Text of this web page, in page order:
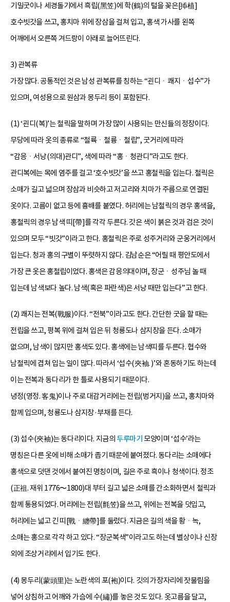
기밀굿이나 세경돌기에서 흑립(黑笠)에 학(鶴)의 털을 꽂은[揷植]
호수빗갓을 쓰고, 홍치마 위에 장삼을 걸쳐 입고, 홍색 가사를 왼쪽
어깨에서 오른쪽 겨드랑이 아래로 늘어뜨린다.
3) 관복류
가장 많다. 공통적인 것은 남성 관복류를 칭하는 “괸디ㆍ쾌지ㆍ섭수”가
있으며, 여성용으로 원삼과 몽두리 등이 포함된다.
(1) ‘괸디(복)’는 철릭을 말하며 가장 많이 사용되는 만신들의 정장이다.
무당에 따라 옷의 종류로 “철륙ㆍ철륭ㆍ철립”, 굿거리에 따라
“감응ㆍ서낭(의대)관디”, 색에 따라 “홍ㆍ청관디”라고도 한다.
관디복에는 목에 염주를 걸고 ‘호수빗갓’을 쓰고 홍철릭을 입는다. 철릭은
소매가 길고 넓으며 장삼과 비슷하고 저고리와 치마가 주름으로 연결된
옷이다. 고름이 없고 등에 흉배를 붙였다. 허리에는 남철릭의 경우 홍색을,
홍철릭의 경우 남색 띠[帶]를 각각 두른다. 갓은 색이 붉은 것과 검은 것이
있으며 모두 “빗갓”이라고 한다. 홍철릭은 주로 성주거리와 군웅거리에서
입는다. 청과 홍의 구별이 뚜렷하지 않다. 김남순은 “어릴 때 평안도에서
가장 큰 옷은 홍철립이었다. 홍색은 감응의대이며, 장군ㆍ성주님 놀 때
입는데 남색보다 높다. 남색(혹은 파란색)은 서낭 때만 입는다”고 한다.
(2) 쾌지는 전복(戰服)이다. “전북”이라고도 한다. 간단한 굿을 할 때는
전립을 쓰고, 평복 위에 걸쳐 입은 뒤 청룡도나 삼지창을 든다. 소매가
없으며, 남색이 많지만 홍색도 있다. 홍색에는 남색띠를 두른다. 협수와
남철릭에 겹쳐 입는 일이 많다. 따라서 ‘섭수(夾袖. )’와 혼동하기도 하는데
이는 전복과 동다리가 한 틀로 사용되기 때문이다.
녕정(영정. 客鬼)이나 주로 대감거리에는 전립(벙거지)을 쓰고, 홍치마와
함께 입으며, 청룡도나 삼지창·부채를 든다.
(3) 섭수(夾袖)는 동다리이다. 지금의 두루마기 모양이며 ‘섭수’라는
명칭은 다른 옷에 비해 소매가 좁기 때문에 붙여졌다. 동다리는 소매에다
홍색으로 덧댄 것에서 붙여진 명칭이며, 길은 주로 흑이나 청색이다. 정조
(正祖. 재위 1776〜1800)대 부터 길고 넓은 소매를 간소화하면서 철릭과
함께 통용되었다. 머리에는 전립(氈笠)을 쓰고, 위에는 전복을 덧입고,
허리에는 넓고 긴 띠[戰ㆍ纏帶]를 둘렀다. 지금은 길의 색을 황ㆍ녹,
소매는 홍으로 각각 하고 있다. “장군복색”이라고도 하는데 별상이나 신장
외에 조상거리에서 입기도 한다.
(4) 몽두리(蒙頭里)는 노란색의 포(袍)이다. 깃의 가장자리에 잣물림을
넣어 상침하고 어깨와 가슴에 수(繡)를 놓은 것도 있다. 옷고름을 달고,